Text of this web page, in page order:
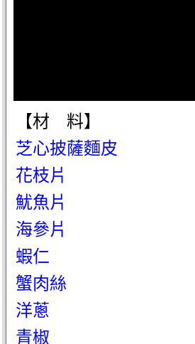
【材 料】
芝心披薩麵皮
花枝片
魷魚片
海參片
蝦仁
蟹肉絲
洋蔥
青椒